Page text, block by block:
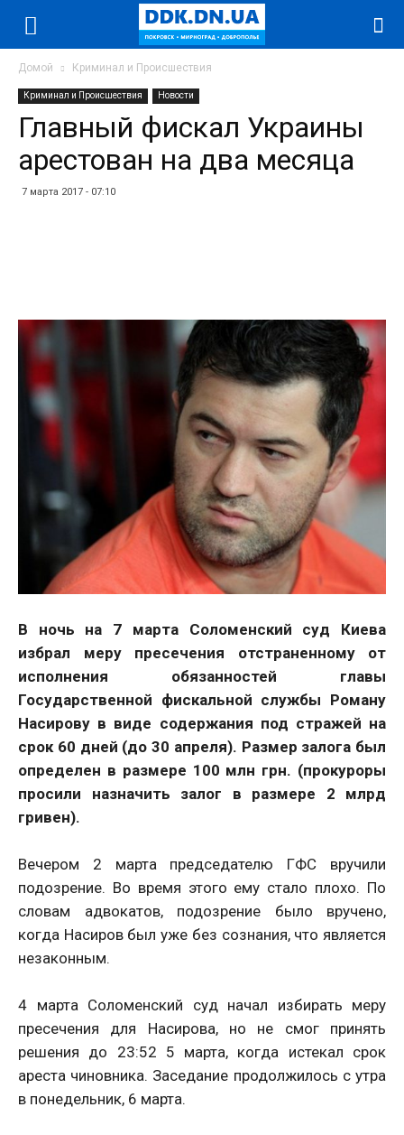
Домой Криминал и Происшествия
Криминал и Происшествия Новости
Главный фискал Украины
арестован на два месяца
7 марта 2017 - 07:10
В ночь на 7 марта Соломенский суд Киева
избрал меру пресечения отстраненному от
исполнения обязанностей главы
Государственной фискальной службы Роману
Насирову в виде содержания под стражей на
срок 60 дней (до 30 апреля). Размер залога был
определен в размере 100 млн грн. (прокуроры
просили назначить залог в размере 2 млрд
гривен).
Вечером 2 марта председателю ГФС вручили
подозрение. Во время этого ему стало плохо. По
словам адвокатов, подозрение было вручено,
когда Насиров был уже без сознания, что является
незаконным.
4 марта Соломенский суд начал избирать меру
пресечения для Насирова, но не смог принять
решения до 23:52 5 марта, когда истекал срок
ареста чиновника. Заседание продолжилось с утра
в понедельник, 6 марта.